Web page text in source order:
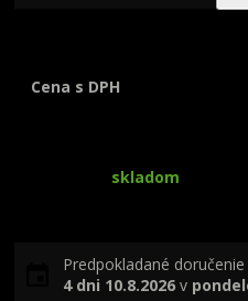
Cena s DPH
skladom
Predpokladané
4 dni 10.8.2026 v